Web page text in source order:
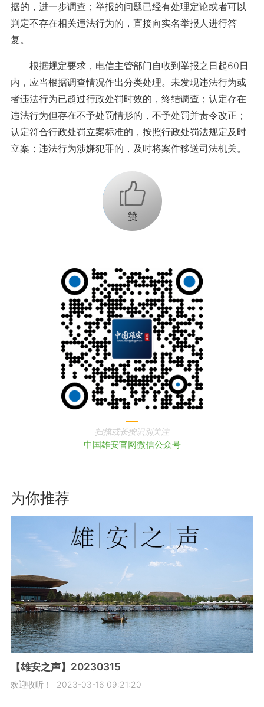
据的，进一步调查；举报的问题已经有处理定论或者可以
判定不存在相关违法行为的，直接向实名举报人进行答
复。
根据规定要求，电信主管部门自收到举报之日起60日
内，应当根据调查情况作出分类处理。未发现违法行为或
者违法行为已超过行政处罚时效的，终结调查；认定存在
违法行为但存在不予处罚情形的，不予处罚并责令改正；
认定符合行政处罚立案标准的，按照行政处罚法规定及时
立案；违法行为涉嫌犯罪的，及时将案件移送司法机关。
+1
扫描或长按识别关注
中国雄安官网微信公众号
为你推荐
【雄安之声】20230315
欢迎收听！ 2023-03-16 09:21:20